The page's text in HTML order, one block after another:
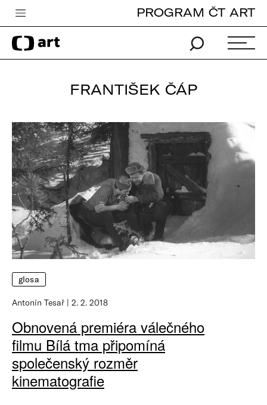
Česká televize
Zpravodajství
TV program
Pro děti
edu
Vše o ČT
PROGRAM ČT ART
FRANTIŠEK ČÁP
glosa
Antonín Tesař 2. 2. 2018
Obnovená premiéra válečného
filmu Bílá tma připomíná
společenský rozměr
kinematografie